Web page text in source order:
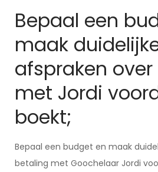
Bepaal een
maak
afspraken
met Jordi
boekt;
Bepaal een budget en maak
betaling met Goochelaar Jordi